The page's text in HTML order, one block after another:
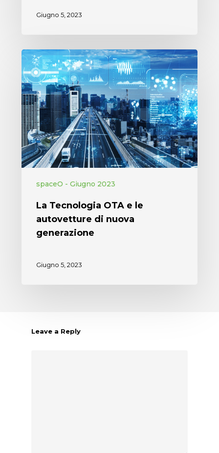
Giugno 5, 2023
spaceO - Giugno 2023
La Tecnologia OTA e le
autovetture di nuova
generazione
Giugno 5, 2023
Leave a Reply